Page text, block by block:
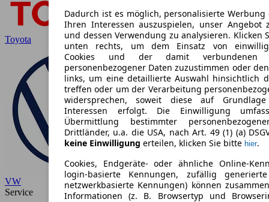
Toyota
VW
Service
Dadurch ist es möglich, personalisierte Werbung
Ihren Interessen auszuspielen, unser Angebot
und dessen Verwendung zu analysieren. Klicken
unten rechts, um dem Einsatz von
Cookies und der damit verbundenen
personenbezogener Daten zuzustimmen oder
links, um eine detaillierte Auswahl hinsichtlich
treffen oder um der Verarbeitung
widersprechen, soweit diese auf
Interessen erfolgt. Die Einwilligung
Übermittlung bestimmter
Drittländer, u.a. die USA, nach Art. 49 (1) (a)
keine Einwilligung erteilen, klicken Sie bitte hier.
Cookies, Endgeräte- oder ähnliche Online-
login-basierte Kennungen, zufällig
netzwerkbasierte Kennungen) können
Informationen (z. B. Browsertyp und